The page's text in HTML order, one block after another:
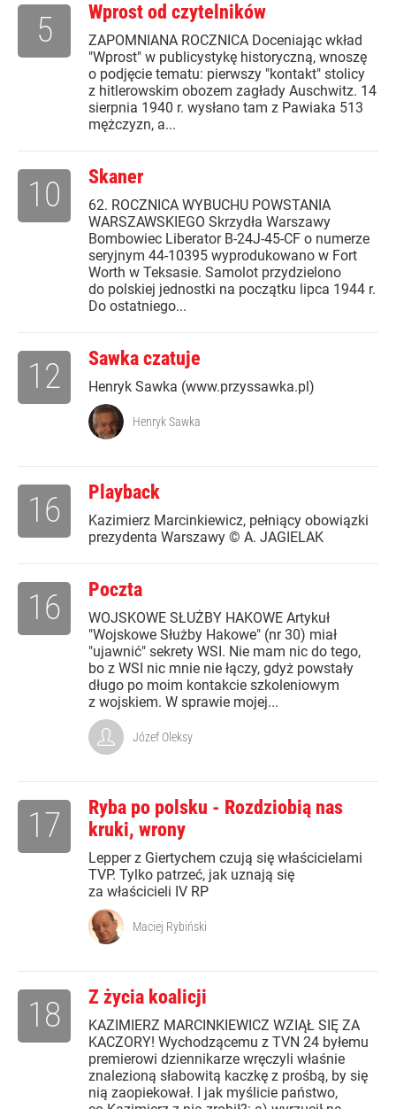
Wprost od czytelników
ZAPOMNIANA ROCZNICA Doceniając wkład
"Wprost" w publicystykę historyczną, wnoszę
o podjęcie tematu: pierwszy "kontakt" stolicy
z hitlerowskim obozem zagłady Auschwitz. 14
sierpnia 1940 r. wysłano tam z Pawiaka 513
mężczyzn, a...
5
Skaner
62. ROCZNICA WYBUCHU POWSTANIA
WARSZAWSKIEGO Skrzydła Warszawy
Bombowiec Liberator B-24J-45-CF o numerze
seryjnym 44-10395 wyprodukowano w Fort
Worth w Teksasie. Samolot przydzielono
do polskiej jednostki na początku lipca 1944 r.
Do ostatniego...
10
Sawka czatuje
Henryk Sawka (www.przyssawka.pl)
12
Henryk Sawka
Playback
Kazimierz Marcinkiewicz, pełniący obowiązki
prezydenta Warszawy © A. JAGIELAK
16
Poczta
WOJSKOWE SŁUŻBY HAKOWE Artykuł
"Wojskowe Służby Hakowe" (nr 30) miał
"ujawnić" sekrety WSI. Nie mam nic do tego,
bo z WSI nic mnie nie łączy, gdyż powstały
długo po moim kontakcie szkoleniowym
z wojskiem. W sprawie mojej...
16
Józef Oleksy
Ryba po polsku - Rozdziobią nas
kruki, wrony
Lepper z Giertychem czują się właścicielami
TVP. Tylko patrzeć, jak uznają się
za właścicieli IV RP
17
Maciej Rybiński
Z życia koalicji
KAZIMIERZ MARCINKIEWICZ WZIĄŁ SIĘ ZA
KACZORY! Wychodzącemu z TVN 24 byłemu
premierowi dziennikarze wręczyli właśnie
znalezioną słabowitą kaczkę z prośbą, by się
nią zaopiekował. I jak myślicie państwo,
18